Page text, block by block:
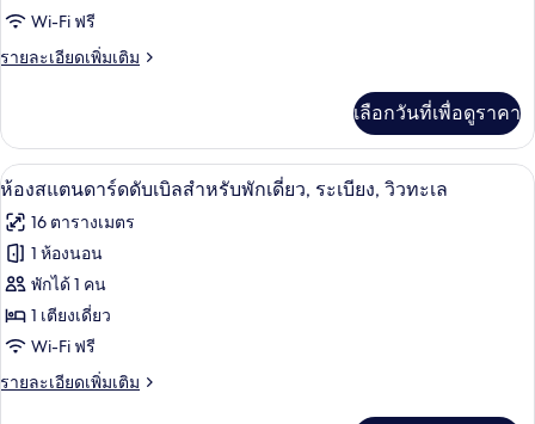
วิว
ทะเล
สแตนดาร์ด
ดับเบิล
พัก
เดี่ยว,
ระเบียง
Wi-Fi ฟรี
รายละเอียดเพิ่มเติม
ราย
เกี่ยว
กับ
ห้อง
ดับเบิล
สำหรับ
เดี่ยว,
ระเบียง
เลือกวันที่เพื่อดูราคา
เปิด
ภาพถ่าย
ทั้งหมด
ของ
ห้อง
สแตนดาร์ด
ดับเบิล
โต๊ะทำงาน, ผ้าม่านกันแสง, ห้องเก็บเสี
4
ห้องสแตนดาร์ดดับเบิลสำหรับพักเดี่ยว, ระเบียง, วิวทะเล
16 ตารางเมตร
1 ห้องนอน
พักได้ 1 คน
1 เตียงเดี่ยว
Wi-Fi ฟรี
รายละเอียดเพิ่มเติม
ราย